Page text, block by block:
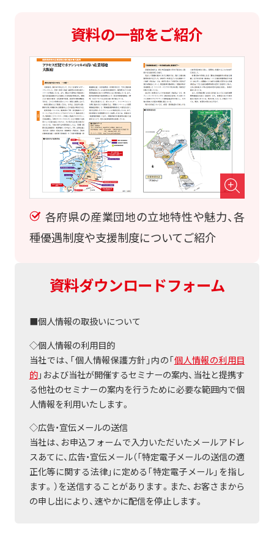
資料の一部をご紹介
各府県の産業団地の立地特性や魅力、各
種優遇制度や支援制度についてご紹介
資料ダウンロードフォーム
■個人情報の取扱いについて
◇個人情報の利用目的
当社では、「個人情報保護方針」内の「個人情報の利用目
的」および当社が開催するセミナーの案内、当社と提携す
る他社のセミナーの案内を行うために必要な範囲内で個
人情報を利用いたします。
◇広告・宣伝メールの送信
当社は、お申込フォームで入力いただいたメールアドレ
スあてに、広告・宣伝メール（「特定電子メールの送信の適
正化等に関する法律」に定める「特定電子メール」を指し
ます。）を送信することがあります。また、お客さまから
の申し出により、速やかに配信を停止します。